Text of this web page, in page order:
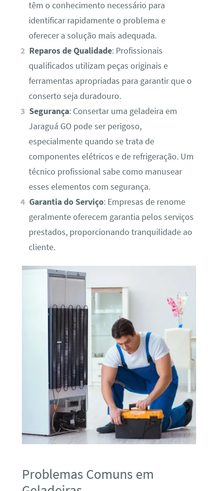
têm o conhecimento necessário para
identificar rapidamente o problema e
oferecer a solução mais adequada.
Reparos de Qualidade: Profissionais
qualificados utilizam peças originais e
ferramentas apropriadas para garantir que o
conserto seja duradouro.
Segurança: Consertar uma geladeira em
Jaraguá GO pode ser perigoso,
especialmente quando se trata de
componentes elétricos e de refrigeração. Um
técnico profissional sabe como manusear
esses elementos com segurança.
Garantia do Serviço: Empresas de renome
geralmente oferecem garantia pelos serviços
prestados, proporcionando tranquilidade ao
cliente.
Problemas Comuns em